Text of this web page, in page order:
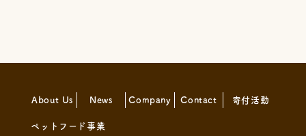
About Us News Company Contact 寄付活動
ペットフード事業